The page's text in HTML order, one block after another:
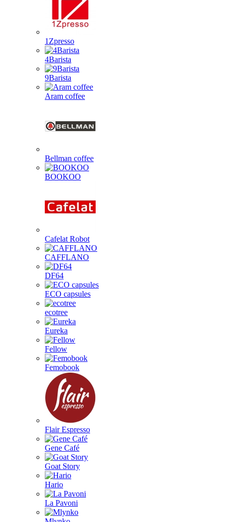
1Zpresso
4Barista
9Barista
Aram coffee
Bellman coffee
BOOKOO
Cafelat Robot
CAFFLANO
DF64
ECO capsules
ecotree
Eureka
Fellow
Femobook
Flair Espresso
Gene Café
Goat Story
Hario
La Pavoni